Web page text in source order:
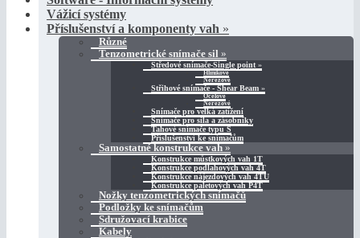
Vážicí systémy
Příslušenství a komponenty vah »
Různé
Tenzometrické snímače sil »
Středové snímače-Single point »
Hliníkové
Nerezové
Střihové snímače - Shear Beam »
Ocelové
Nerezové
Snímače pro velká zatížení
Snímače pro sila a zásobníky
Tahové snímače typu S
Příslušenství ke snímačům
Samostatné konstrukce vah »
Konstrukce můstkových vah 1T
Konstrukce podlahových vah 4T
Konstrukce nájezdových vah 4TU
Konstrukce paletových vah P4T
Nožky tenzometrických snímačů
Podložky ke snímačům
Sdružovací krabice
Kabely